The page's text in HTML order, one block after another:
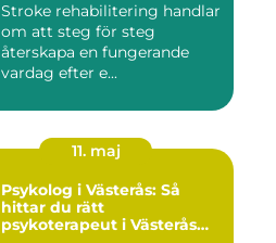
Stroke rehabilitering handlar
om att steg för steg
återskapa en fungerande
vardag efter e...
11. maj
Psykolog i Västerås: Så
hittar du rätt
psykoterapeut i Västerås